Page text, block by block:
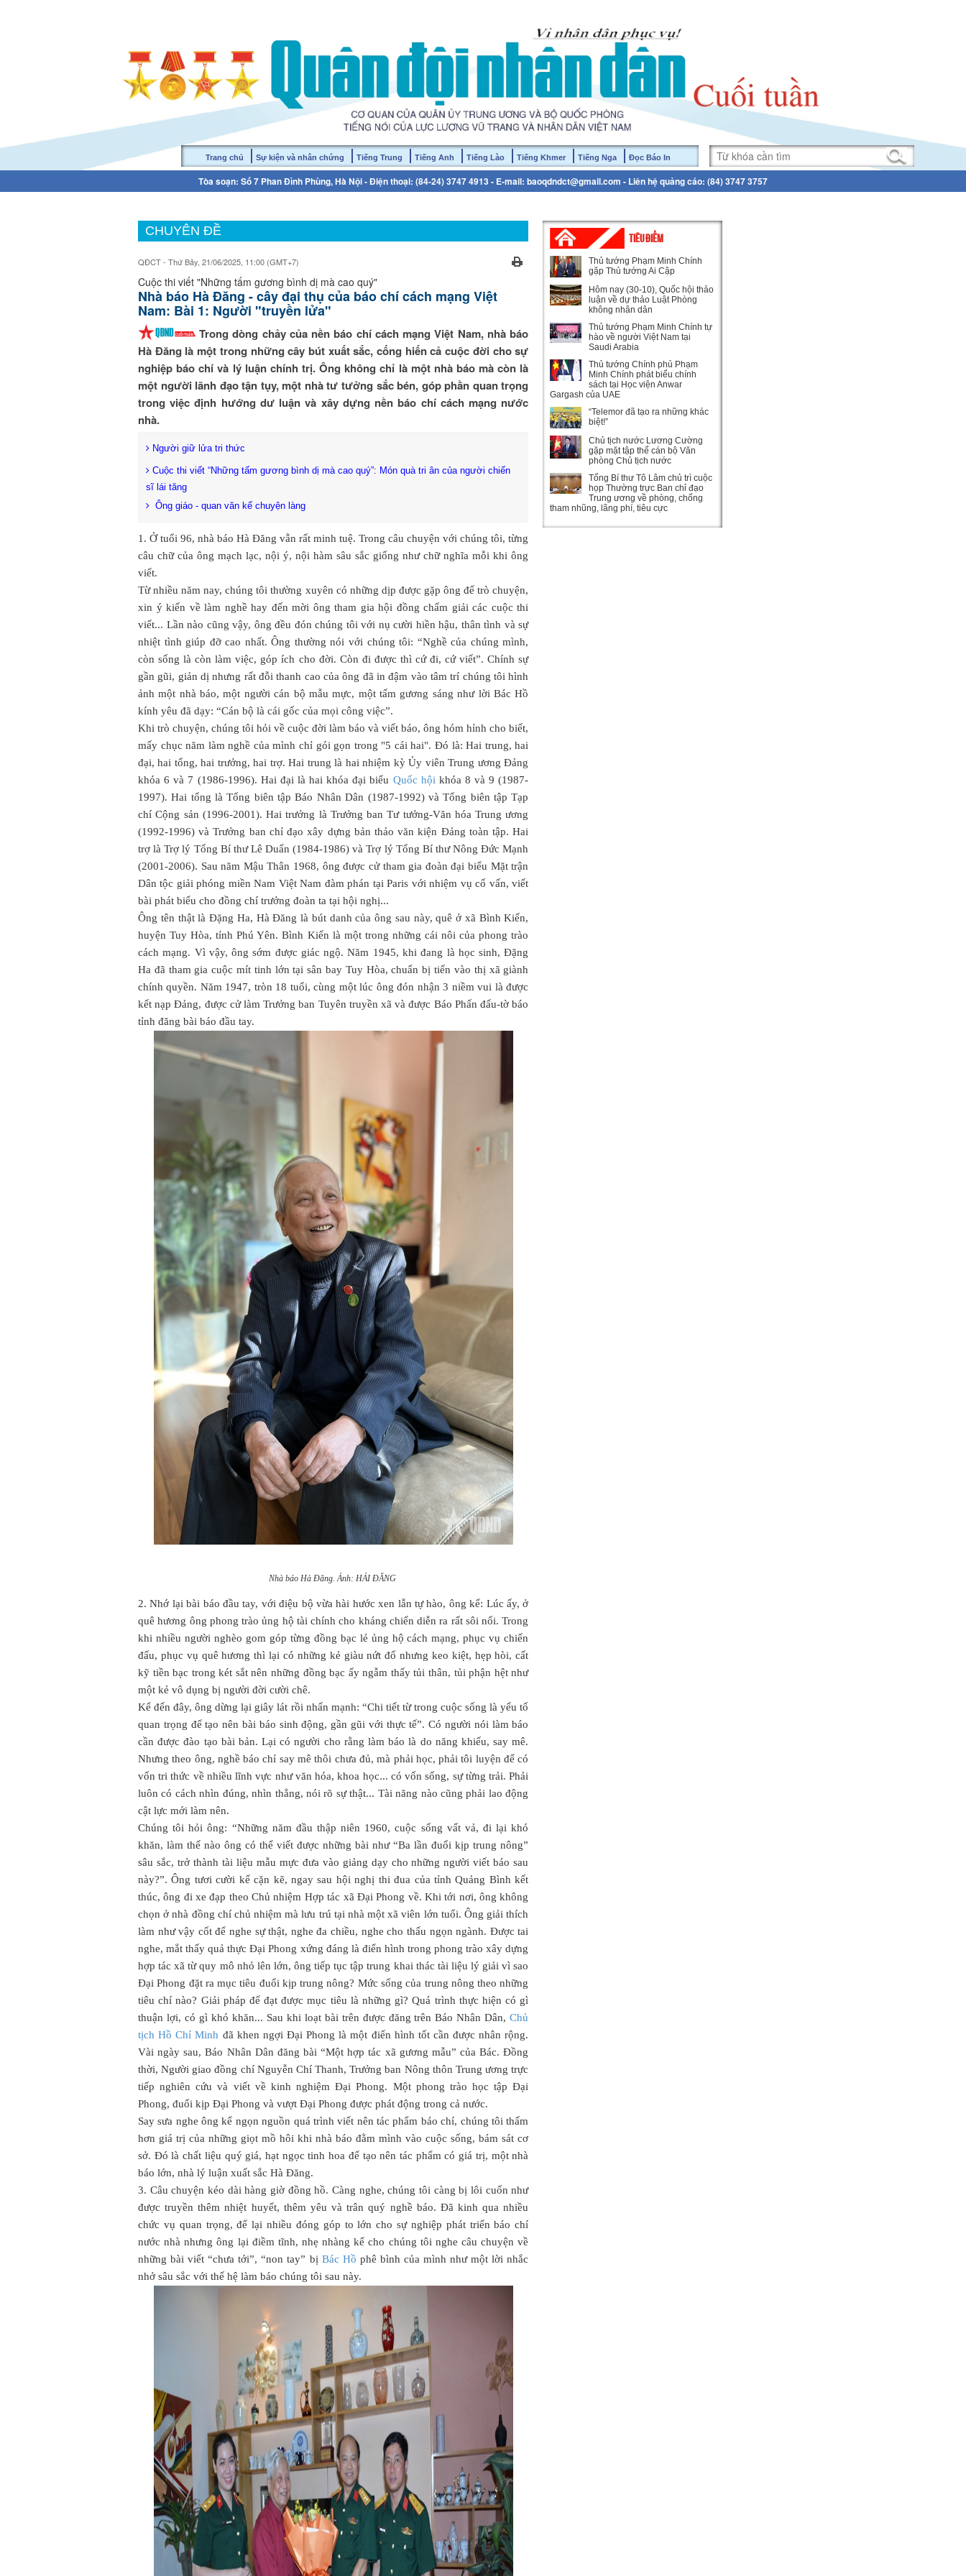
Trang chủ Sự kiện và nhân chứng Tiếng Trung Tiếng Anh Tiếng Lào Tiếng Khmer Tiếng Nga Đọc Báo In
Tòa soạn: Số 7 Phan Đình Phùng, Hà Nội - Điện thoại: (84-24) 3747 4913 - E-mail: baoqdndct@gmail.com - Liên hệ quảng cáo: (84) 3747 3757
CHUYÊN ĐỀ
QĐCT - Thứ Bảy, 21/06/2025, 11:00 (GMT+7)
Cuộc thi viết "Những tấm gương bình dị mà cao quý"
Nhà báo Hà Đăng - cây đại thụ của báo chí cách mạng Việt
Nam: Bài 1: Người "truyền lửa"
Trong dòng chảy của nền báo chí cách mạng Việt Nam, nhà báo
Hà Đăng là một trong những cây bút xuất sắc, cống hiến cả cuộc đời cho sự
nghiệp báo chí và lý luận chính trị. Ông không chỉ là một nhà báo mà còn là
một người lãnh đạo tận tụy, một nhà tư tưởng sắc bén, góp phần quan trọng
trong việc định hướng dư luận và xây dựng nền báo chí cách mạng nước
nhà.
Người giữ lửa tri thức
Cuộc thi viết “Những tấm gương bình dị mà cao quý”: Món quà tri ân của người chiến
sĩ lái tăng
Ông giáo - quan văn kể chuyện làng
1. Ở tuổi 96, nhà báo Hà Đăng vẫn rất minh tuệ. Trong câu chuyện với chúng tôi, từng
câu chữ của ông mạch lạc, nội ý, nội hàm sâu sắc giống như chữ nghĩa mỗi khi ông
viết.
Từ nhiều năm nay, chúng tôi thường xuyên có những dịp được gặp ông để trò chuyện,
xin ý kiến về làm nghề hay đến mời ông tham gia hội đồng chấm giải các cuộc thi
viết... Lần nào cũng vậy, ông đều đón chúng tôi với nụ cười hiền hậu, thân tình và sự
nhiệt tình giúp đỡ cao nhất. Ông thường nói với chúng tôi: “Nghề của chúng mình,
còn sống là còn làm việc, góp ích cho đời. Còn đi được thì cứ đi, cứ viết”. Chính sự
gần gũi, giản dị nhưng rất đỗi thanh cao của ông đã in đậm vào tâm trí chúng tôi hình
ảnh một nhà báo, một người cán bộ mẫu mực, một tấm gương sáng như lời Bác Hồ
kính yêu đã dạy: “Cán bộ là cái gốc của mọi công việc”.
Khi trò chuyện, chúng tôi hỏi về cuộc đời làm báo và viết báo, ông hóm hỉnh cho biết,
mấy chục năm làm nghề của mình chỉ gói gọn trong "5 cái hai". Đó là: Hai trung, hai
đại, hai tổng, hai trưởng, hai trợ. Hai trung là hai nhiệm kỳ Ủy viên Trung ương Đảng
khóa 6 và 7 (1986-1996). Hai đại là hai khóa đại biểu Quốc hội khóa 8 và 9 (1987-
1997). Hai tổng là Tổng biên tập Báo Nhân Dân (1987-1992) và Tổng biên tập Tạp
chí Cộng sản (1996-2001). Hai trưởng là Trưởng ban Tư tưởng-Văn hóa Trung ương
(1992-1996) và Trưởng ban chỉ đạo xây dựng bản thảo văn kiện Đảng toàn tập. Hai
trợ là Trợ lý Tổng Bí thư Lê Duẩn (1984-1986) và Trợ lý Tổng Bí thư Nông Đức Mạnh
(2001-2006). Sau năm Mậu Thân 1968, ông được cử tham gia đoàn đại biểu Mặt trận
Dân tộc giải phóng miền Nam Việt Nam đàm phán tại Paris với nhiệm vụ cố vấn, viết
bài phát biểu cho đồng chí trưởng đoàn ta tại hội nghị...
Ông tên thật là Đặng Ha, Hà Đăng là bút danh của ông sau này, quê ở xã Bình Kiến,
huyện Tuy Hòa, tỉnh Phú Yên. Bình Kiến là một trong những cái nôi của phong trào
cách mạng. Vì vậy, ông sớm được giác ngộ. Năm 1945, khi đang là học sinh, Đặng
Ha đã tham gia cuộc mít tinh lớn tại sân bay Tuy Hòa, chuẩn bị tiến vào thị xã giành
chính quyền. Năm 1947, tròn 18 tuổi, cùng một lúc ông đón nhận 3 niềm vui là được
kết nạp Đảng, được cử làm Trưởng ban Tuyên truyền xã và được Báo Phấn đấu-tờ báo
tỉnh đăng bài báo đầu tay.
Nhà báo Hà Đăng. Ảnh: HẢI ĐĂNG
2. Nhớ lại bài báo đầu tay, với điệu bộ vừa hài hước xen lẫn tự hào, ông kể: Lúc ấy, ở
quê hương ông phong trào ủng hộ tài chính cho kháng chiến diễn ra rất sôi nổi. Trong
khi nhiều người nghèo gom góp từng đồng bạc lẻ ủng hộ cách mạng, phục vụ chiến
đấu, phục vụ quê hương thì lại có những kẻ giàu nứt đố nhưng keo kiệt, hẹp hòi, cất
kỹ tiền bạc trong két sắt nên những đồng bạc ấy ngẫm thấy tủi thân, tủi phận hệt như
một kẻ vô dụng bị người đời cười chê.
Kể đến đây, ông dừng lại giây lát rồi nhấn mạnh: “Chi tiết từ trong cuộc sống là yếu tố
quan trọng để tạo nên bài báo sinh động, gần gũi với thực tế”. Có người nói làm báo
cần được đào tạo bài bản. Lại có người cho rằng làm báo là do năng khiếu, say mê.
Nhưng theo ông, nghề báo chỉ say mê thôi chưa đủ, mà phải học, phải tôi luyện để có
vốn tri thức về nhiều lĩnh vực như văn hóa, khoa học... có vốn sống, sự từng trải. Phải
luôn có cách nhìn đúng, nhìn thẳng, nói rõ sự thật... Tài năng nào cũng phải lao động
cật lực mới làm nên.
Chúng tôi hỏi ông: “Những năm đầu thập niên 1960, cuộc sống vất vả, đi lại khó
khăn, làm thế nào ông có thể viết được những bài như “Ba lần đuổi kịp trung nông”
sâu sắc, trở thành tài liệu mẫu mực đưa vào giảng dạy cho những người viết báo sau
này?”. Ông tươi cười kể cặn kẽ, ngay sau hội nghị thi đua của tỉnh Quảng Bình kết
thúc, ông đi xe đạp theo Chủ nhiệm Hợp tác xã Đại Phong về. Khi tới nơi, ông không
chọn ở nhà đồng chí chủ nhiệm mà lưu trú tại nhà một xã viên lớn tuổi. Ông giải thích
làm như vậy cốt để nghe sự thật, nghe đa chiều, nghe cho thấu ngọn ngành. Được tai
nghe, mắt thấy quả thực Đại Phong xứng đáng là điển hình trong phong trào xây dựng
hợp tác xã từ quy mô nhỏ lên lớn, ông tiếp tục tập trung khai thác tài liệu lý giải vì sao
Đại Phong đặt ra mục tiêu đuổi kịp trung nông? Mức sống của trung nông theo những
tiêu chí nào? Giải pháp để đạt được mục tiêu là những gì? Quá trình thực hiện có gì
thuận lợi, có gì khó khăn... Sau khi loạt bài trên được đăng trên Báo Nhân Dân,Chủ
tịch Hồ Chí Minh đã khen ngợi Đại Phong là một điển hình tốt cần được nhân rộng.
Vài ngày sau, Báo Nhân Dân đăng bài “Một hợp tác xã gương mẫu” của Bác. Đồng
thời, Người giao đồng chí Nguyễn Chí Thanh, Trưởng ban Nông thôn Trung ương trực
tiếp nghiên cứu và viết về kinh nghiệm Đại Phong. Một phong trào học tập Đại
Phong, đuổi kịp Đại Phong và vượt Đại Phong được phát động trong cả nước.
Say sưa nghe ông kể ngọn nguồn quá trình viết nên tác phẩm báo chí, chúng tôi thấm
hơn giá trị của những giọt mồ hôi khi nhà báo đằm mình vào cuộc sống, bám sát cơ
sở. Đó là chất liệu quý giá, hạt ngọc tinh hoa để tạo nên tác phẩm có giá trị, một nhà
báo lớn, nhà lý luận xuất sắc Hà Đăng.
3. Câu chuyện kéo dài hàng giờ đồng hồ. Càng nghe, chúng tôi càng bị lôi cuốn như
được truyền thêm nhiệt huyết, thêm yêu và trân quý nghề báo. Đã kinh qua nhiều
chức vụ quan trọng, để lại nhiều đóng góp to lớn cho sự nghiệp phát triển báo chí
nước nhà nhưng ông lại điềm tĩnh, nhẹ nhàng kể cho chúng tôi nghe câu chuyện về
những bài viết “chưa tới”, “non tay” bị Bác Hồ phê bình của mình như một lời nhắc
nhở sâu sắc với thế hệ làm báo chúng tôi sau này.
TIÊU ĐIỂM
Thủ tướng Phạm Minh Chính
gặp Thủ tướng Ai Cập
Hôm nay (30-10), Quốc hội thảo
luận về dự thảo Luật Phòng
không nhân dân
Thủ tướng Phạm Minh Chính tự
hào về người Việt Nam tại
Saudi Arabia
Thủ tướng Chính phủ Phạm
Minh Chính phát biểu chính
sách tại Học viện Anwar
Gargash của UAE
“Telemor đã tạo ra những khác
biệt!”
Chủ tịch nước Lương Cường
gặp mặt tập thể cán bộ Văn
phòng Chủ tịch nước
Tổng Bí thư Tô Lâm chủ trì cuộc
họp Thường trực Ban chỉ đạo
Trung ương về phòng, chống
tham nhũng, lãng phí, tiêu cực